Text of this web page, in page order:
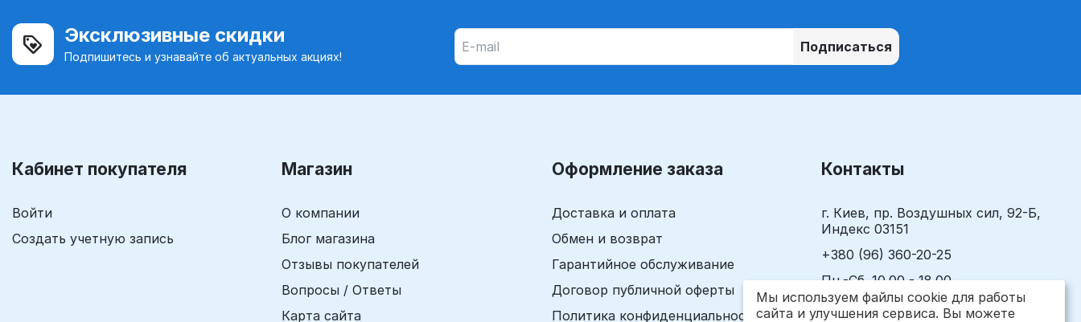
Эксклюзивные скидки
Подпишитесь и узнавайте об актуальных акциях!
Подписаться
Кабинет покупателя
Войти
Создать учетную запись
Магазин
О компании
Блог магазина
Отзывы покупателей
Вопросы / Ответы
Карта сайта
Оформление заказа
Доставка и оплата
Обмен и возврат
Гарантийное обслуживание
Договор публичной оферты
Политика конфиденциальности
Контакты
г. Киев, пр. Воздушных сил, 92-Б,
Индекс 03151
+380 (96) 360-20-25
Пн.-Сб. 10.00 - 18.00
Вс. 10.00 - 17.00
Мы используем файлы cookie для работы
сайта и улучшения сервиса. Вы можете